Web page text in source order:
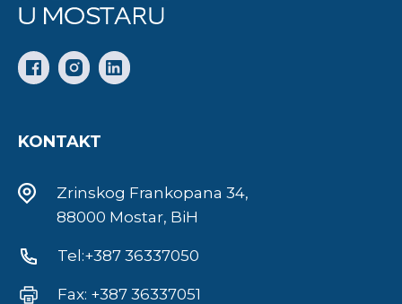
KONTAKT
Zrinskog Frankopana 34,
88000 Mostar, BiH
Tel:+387 36337050
Fax: +387 36337051